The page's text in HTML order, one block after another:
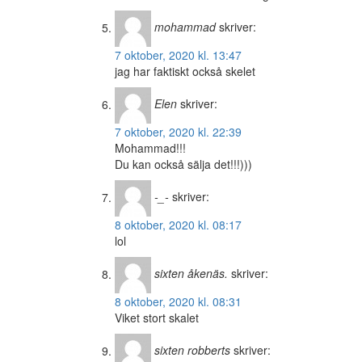
mohammad skriver:
7 oktober, 2020 kl. 13:47
jag har faktiskt också skelet
Elen skriver:
7 oktober, 2020 kl. 22:39
Mohammad!!!
Du kan också sälja det!!!)))
-_- skriver:
8 oktober, 2020 kl. 08:17
lol
sixten åkenäs. skriver:
8 oktober, 2020 kl. 08:31
Viket stort skalet
sixten robberts skriver: